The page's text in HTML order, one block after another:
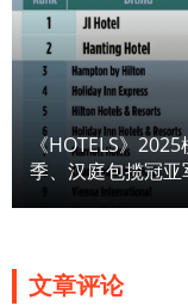
《HOTELS》
季、汉庭包揽冠亚
文章评论